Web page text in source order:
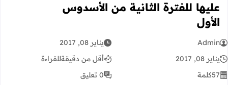
عليها للفترة الثانية من الأسدوس
الأول
Admin
يناير 08, 2017
يناير 08, 2017
أقل من دقيقةللقراءة
57كلمة 0 تعليق